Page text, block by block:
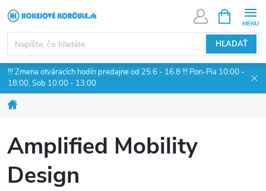
Prejsť
na
obsah
HĽADAŤ
KOŠÍK
!!! Zmena otváracích hodín predajne od 25.6 - 16.8 !!! Pon-Pia 10:00 -
18:00, Sob 10:00 - 13:00
Amplified Mobility
Design